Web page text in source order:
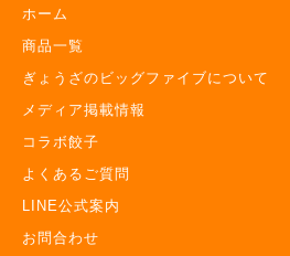
ホーム
商品一覧
ぎょうざのビッグファイブについて
メディア掲載情報
コラボ餃子
よくあるご質問
LINE公式案内
お問合わせ